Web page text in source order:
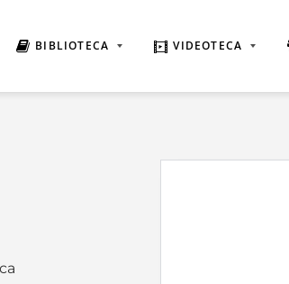
BIBLIOTECA VIDEOTECA